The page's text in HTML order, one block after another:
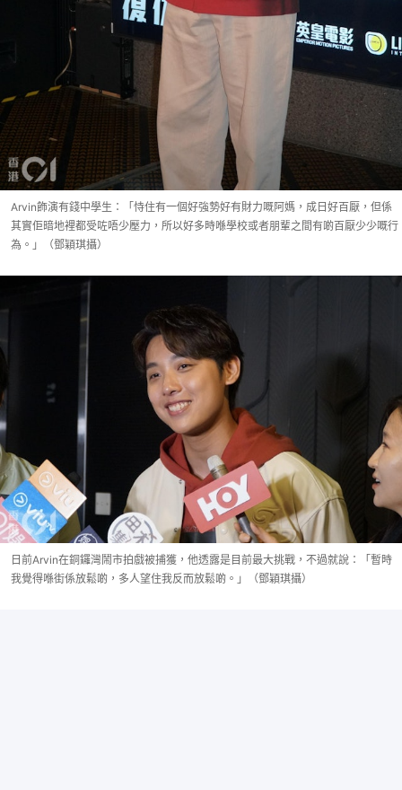
Arvin飾演有錢中學生：「恃住有一個好強勢好有財力嘅阿媽，成日好百厭，但係
其實佢暗地裡都受咗唔少壓力，所以好多時喺學校或者朋輩之間有啲百厭少少嘅行
為。」（鄧穎琪攝）
日前Arvin在銅鑼灣鬧市拍戲被捕獲，他透露是目前最大挑戰，不過就說：「暫時
我覺得喺街係放鬆啲，多人望住我反而放鬆啲。」（鄧穎琪攝）